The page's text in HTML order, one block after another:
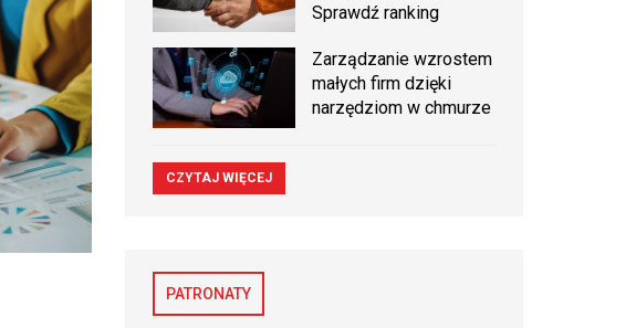
Sprawdź ranking
Zarządzanie wzrostem
małych firm dzięki
narzędziom w chmurze
CZYTAJ WIĘCEJ
PATRONATY